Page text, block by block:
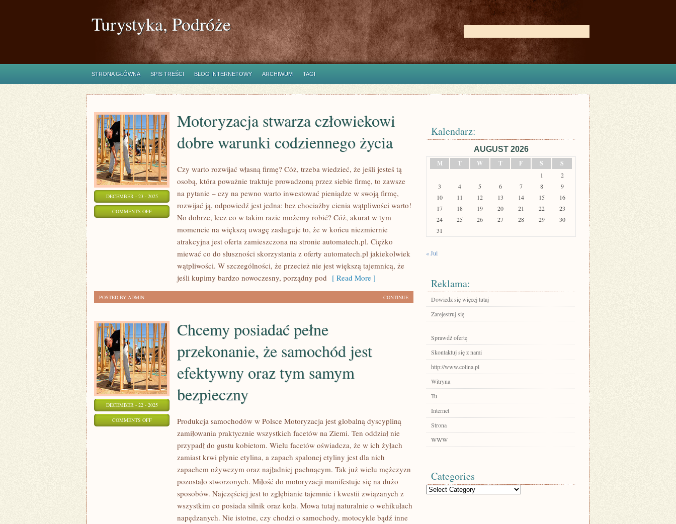
Turystyka, Podróże
STRONA GŁÓWNA SPIS TREŚCI BLOG INTERNETOWY ARCHIWUM TAGI
DECEMBER - 23 - 2025
COMMENTS OFFON
Motoryzacja stwarza człowiekowi
dobre warunki codziennego życia
Czy warto rozwijać własną firmę? Cóż, trzeba wiedzieć, że jeśli jesteś tą
osobą, która poważnie traktuje prowadzoną przez siebie firmę, to zawsze
na pytanie – czy na pewno warto inwestować pieniądze w swoją firmę,
rozwijać ją, odpowiedź jest jedna: bez chociażby cienia wątpliwości warto!
No dobrze, lecz co w takim razie możemy robić? Cóż, akurat w tym
momencie na większą uwagę zasługuje to, że w końcu niezmiernie
atrakcyjna jest oferta zamieszczona na stronie automatech.pl. Ciężko
miewać co do słuszności skorzystania z oferty automatech.pl jakiekolwiek
wątpliwości. W szczególności, że przecież nie jest większą tajemnicą, że
jeśli kupimy bardzo nowoczesny, porządny pod [ Read More ]
CONTINUE
POSTED BY ADMIN
DECEMBER - 22 - 2025
COMMENTS OFFON
PRZEKONANIE,
SAMOCHÓD
EFEKTYWNY
Chcemy posiadać pełne
przekonanie, że samochód jest
efektywny oraz tym samym
bezpieczny
Produkcja samochodów w Polsce Motoryzacja jest globalną dyscypliną
zamiłowania praktycznie wszystkich facetów na Ziemi. Ten oddział nie
przypadł do gustu kobietom. Wielu facetów oświadcza, że w ich żyłach
zamiast krwi płynie etylina, a zapach spalonej etyliny jest dla nich
zapachem ożywczym oraz najładniej pachnącym. Tak już wielu mężczyzn
pozostało stworzonych. Miłość do motoryzacji manifestuje się na dużo
sposobów. Najczęściej jest to zgłębianie tajemnic i kwestii związanych z
wszystkim co posiada silnik oraz koła. Mowa tutaj naturalnie o wehikułach
napędzanych. Nie istotne, czy chodzi o samochody, motocykle bądź inne
Kalendarz:
AUGUST 2026
M
T W T F S S
1
2
3
4 5 6 7 8
9
10
11 12 13 14 15
16
17
18 19 20 21 22
23
24
25 26 27 28 29
30
31
« Jul
Reklama:
Dowiedz się więcej tutaj
Zarejestruj się
Sprawdź ofertę
Skontaktuj się z nami
http://www.colina.pl
Witryna
Tu
Internet
Strona
WWW
Categories
Categories